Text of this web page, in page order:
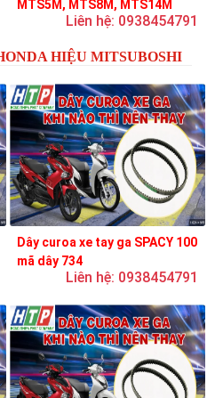
MTS5M, MTS8M, MTS14M
Liên hệ: 0938454791
HIỆU MITSUBOSHI
Dây curoa xe tay ga SPACY 100
mã dây 734
Liên hệ: 0938454791